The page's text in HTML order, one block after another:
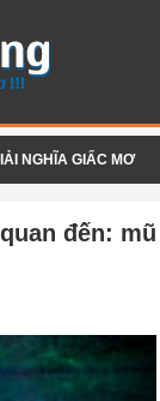
NGHĨA GIẤC MƠ
đến: